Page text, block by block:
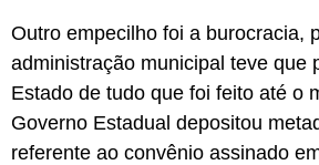
Outro empecilho foi a burocracia,
administração municipal teve que
Estado de tudo que foi feito até o
Governo Estadual depositou
referente ao convênio assinado